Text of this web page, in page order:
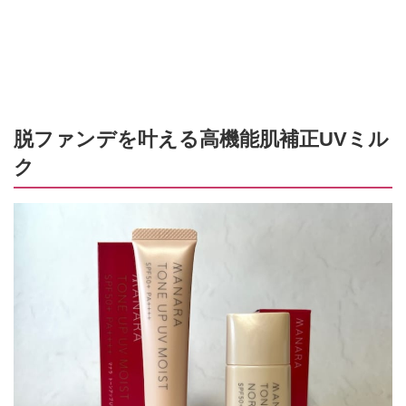
脱ファンデを叶える高機能肌補正UVミル
ク